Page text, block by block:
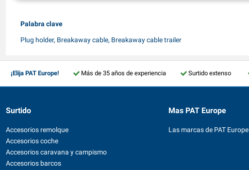
Palabra clave
Plug holder, Breakaway cable, Breakaway cable trailer
¡Elija PAT Europe! Más de 35 años de experiencia Surtido extenso
Surtido
Accesorios remolque
Accesorios coche
Accesorios caravana y campismo
Accesorios barcos
Mas PAT Europe
Las marcas de PAT Europe